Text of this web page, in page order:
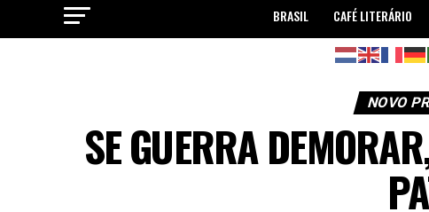
BRASIL CAFÉ LITERÁRIO
NOVO
SE GUERRA